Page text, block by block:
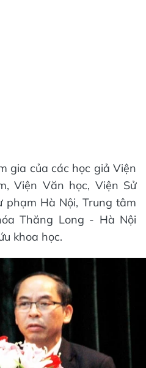
gia của các học giả Viện
Viện Văn học, Viện Sử
phạm Hà Nội, Trung tâm
Thăng Long - Hà Nội
khoa học.